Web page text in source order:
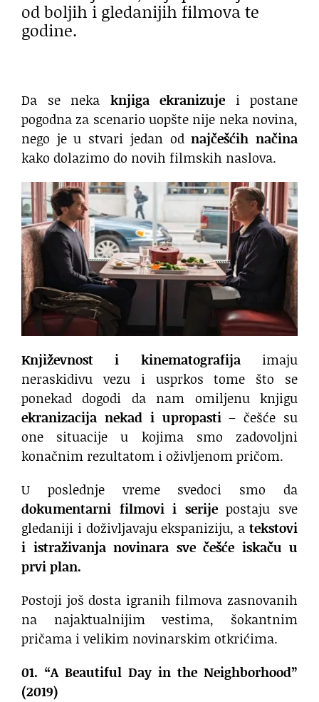
od boljih i gledanijih filmova te
godine.
Da se neka knjiga ekranizuje i postane
pogodna za scenario uopšte nije neka novina,
nego je u stvari jedan odnajčešćih načina
kako dolazimo do novih filmskih naslova.
Književnost i kinematografijaimaju
neraskidivu vezu i usprkos tome što se
ponekad dogodi da nam omiljenu knjigu
ekranizacija nekad i upropasti– češće su
one situacije u kojima smo zadovoljni
konačnim rezultatom i oživljenom pričom.
U poslednje vreme svedoci smo da
dokumentarni filmovi i serijepostaju sve
gledaniji i doživljavaju ekspaniziju, a tekstovi
i istraživanja novinara sve češće iskaču u
prvi plan.
Postoji još dosta igranih filmova zasnovanih
na najaktualnijim vestima, šokantnim
pričama i velikim novinarskim otkrićima.
01. “A Beautiful Day in the Neighborhood”
(2019)